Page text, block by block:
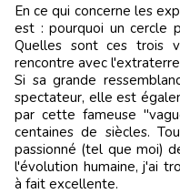
En ce qui concerne les
est : pourquoi un cercle
Quelles sont ces trois
rencontre avec
Si sa grande
spectateur, elle est
par cette fameuse
centaines de siècles.
passionné (tel que moi)
l'évolution humaine, j'ai
à fait excellente.